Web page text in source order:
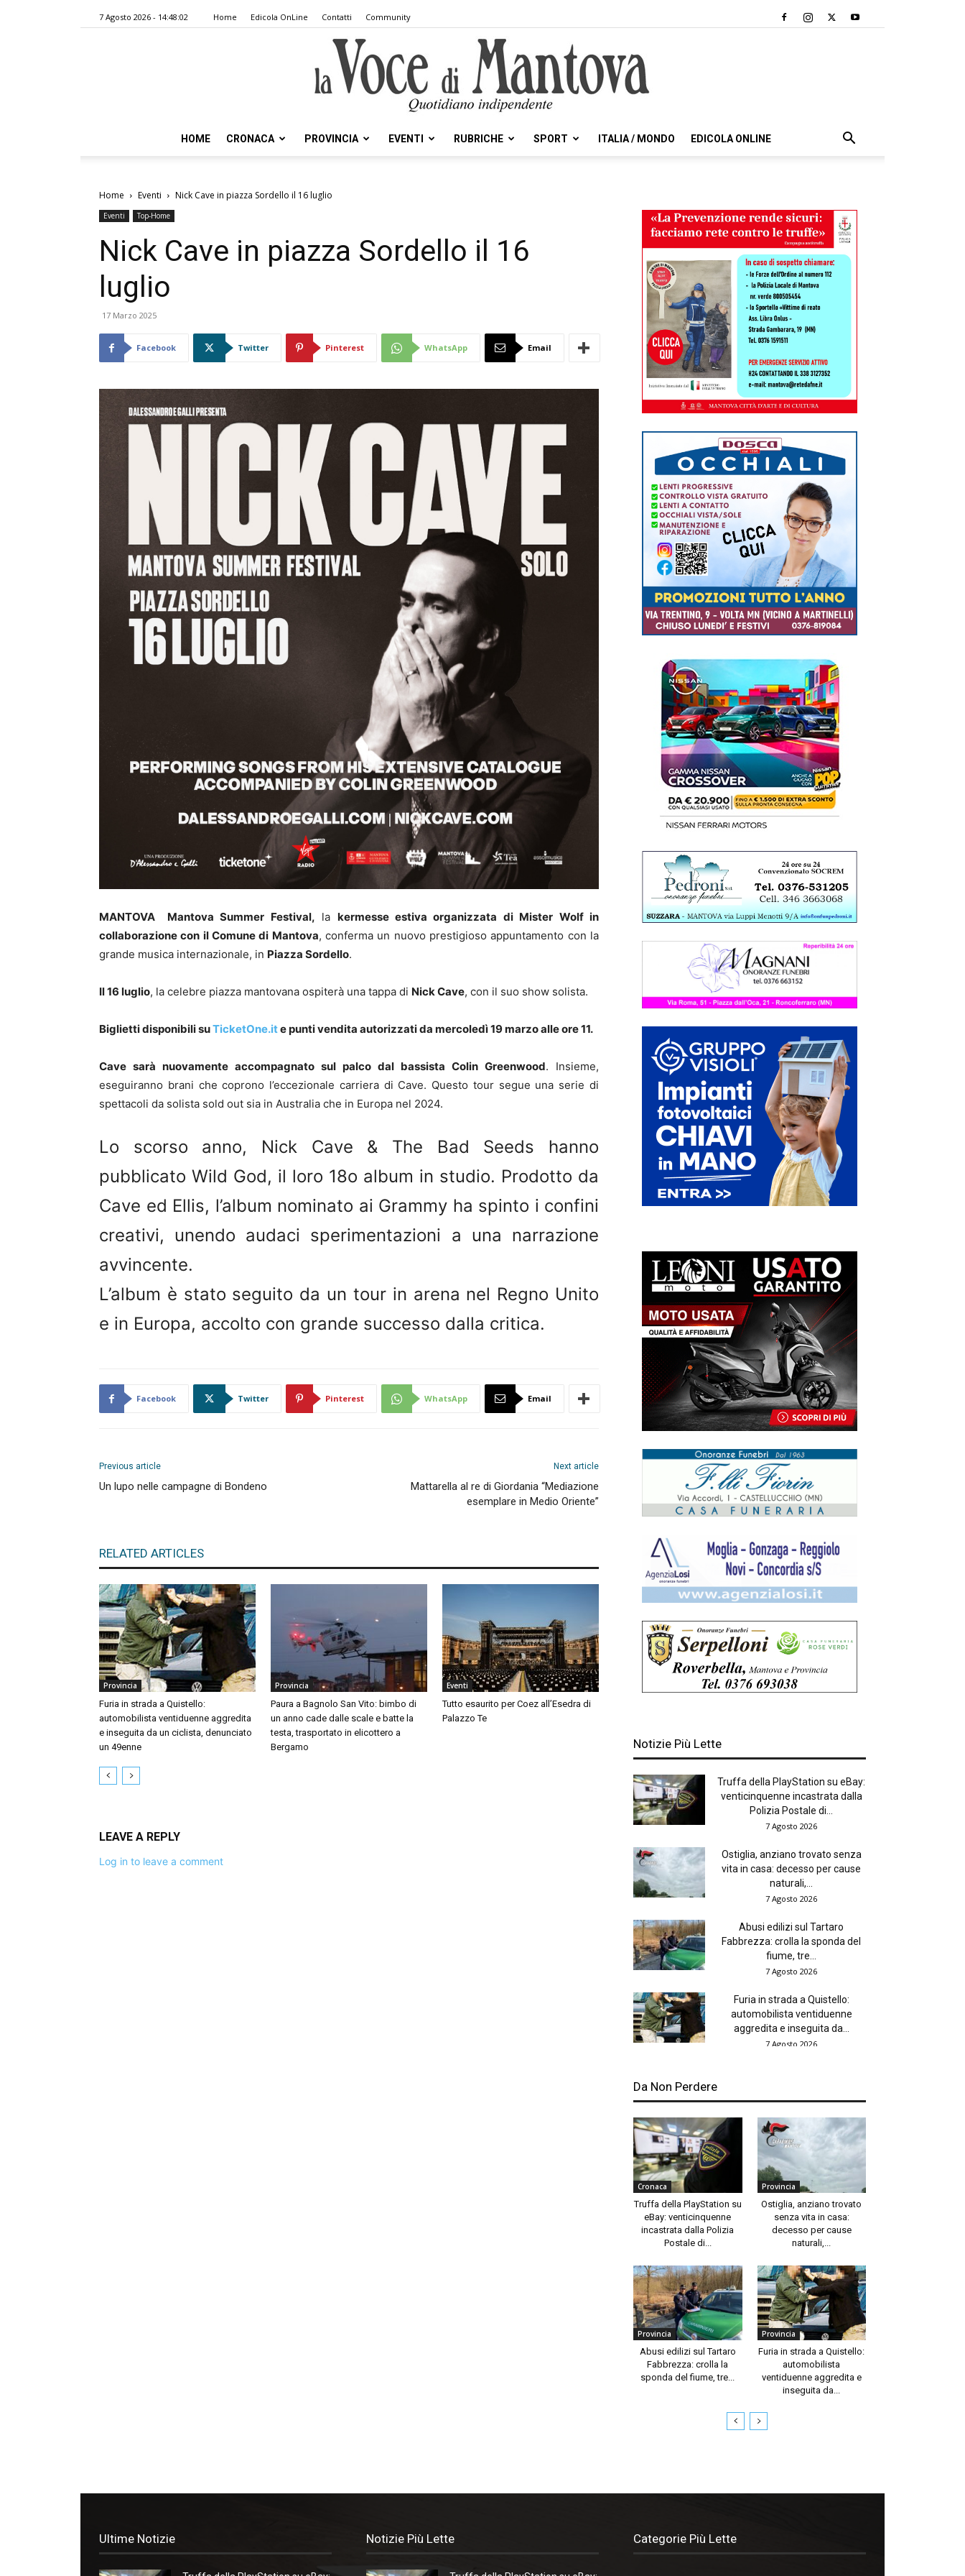
7 Agosto 2026 - 14:48:02 Home Edicola OnLine Contatti Community
Mantova
HOME CRONACA PROVINCIA EVENTI RUBRICHE SPORT ITALIA / MONDO EDICOLA ONLINE
Home Eventi Nick Cave in piazza Sordello il 16 luglio
Eventi Top-Home
Nick Cave in piazza Sordello il 16
luglio
17 Marzo 2025
Facebook Twitter Pinterest WhatsApp Email
MANTOVA Mantova Summer Festival, la kermesse estiva organizzata di Mister Wolf in
collaborazione con il Comune di Mantova, conferma un nuovo prestigioso appuntamento con la
grande musica internazionale, in Piazza Sordello.
Il 16 luglio, la celebre piazza mantovana ospiterà una tappa di Nick Cave, con il suo show solista.
Biglietti disponibili suTicketOne.ite punti vendita autorizzati da mercoledì 19 marzo alle ore 11.
Cave sarà nuovamente accompagnato sul palco dal bassista Colin Greenwood. Insieme,
eseguiranno brani che coprono l’eccezionale carriera di Cave. Questo tour segue una serie di
spettacoli da solista sold out sia in Australia che in Europa nel 2024.
Lo scorso anno, Nick Cave & The Bad Seeds hanno
pubblicato Wild God, il loro 18o album in studio. Prodotto da
Cave ed Ellis, l’album nominato ai Grammy ha spinto i confini
creativi, unendo audaci sperimentazioni a una narrazione
avvincente.
L’album è stato seguito da un tour in arena nel Regno Unito
e in Europa, accolto con grande successo dalla critica.
Facebook Twitter Pinterest WhatsApp Email
Previous article
Un lupo nelle campagne di Bondeno
Next article
Mattarella al re di Giordania “Mediazione
esemplare in Medio Oriente”
RELATED ARTICLES
Provincia
Furia in strada a Quistello:
automobilista ventiduenne aggredita
e inseguita da un ciclista, denunciato
un 49enne
Provincia
Paura a Bagnolo San Vito: bimbo di
un anno cade dalle scale e batte la
testa, trasportato in elicottero a
Bergamo
Eventi
Tutto esaurito per Coez all’Esedra di
Palazzo Te
LEAVE A REPLY
Log in to leave a comment
Notizie Più Lette
Truffa della PlayStation su eBay:
venticinquenne incastrata dalla
Polizia Postale di...
7 Agosto 2026
Ostiglia, anziano trovato senza
vita in casa: decesso per cause
naturali,...
7 Agosto 2026
Abusi edilizi sul Tartaro
Fabbrezza: crolla la sponda del
fiume, tre...
7 Agosto 2026
Furia in strada a Quistello:
automobilista ventiduenne
aggredita e inseguita da...
7 Agosto 2026
Da Non Perdere
Cronaca
Truffa della PlayStation su
eBay: venticinquenne
incastrata dalla Polizia
Postale di...
Provincia
Ostiglia, anziano trovato
senza vita in casa:
decesso per cause
naturali,...
Provincia
Abusi edilizi sul Tartaro
Fabbrezza: crolla la
sponda del fiume, tre...
Provincia
Furia in strada a Quistello:
automobilista
ventiduenne aggredita e
inseguita da...
Ultime Notizie Notizie Più Lette Categorie Più Lette